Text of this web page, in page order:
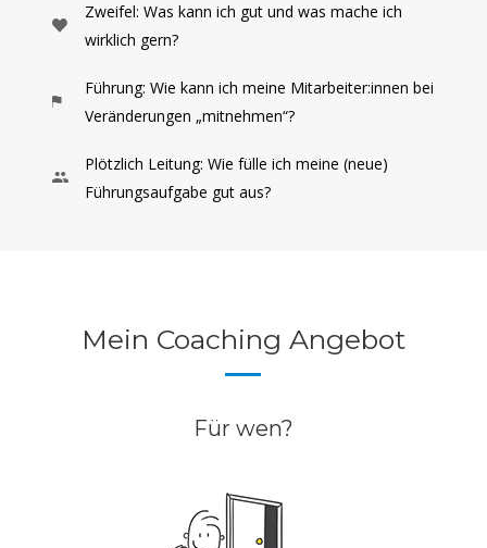
Zweifel: Was kann ich gut und was mache ich
wirklich gern?
Führung: Wie kann ich meine Mitarbeiter:innen bei
Veränderungen „mitnehmen“?
Plötzlich Leitung: Wie fülle ich meine (neue)
Führungsaufgabe gut aus?
Mein Coaching Angebot
Für wen?